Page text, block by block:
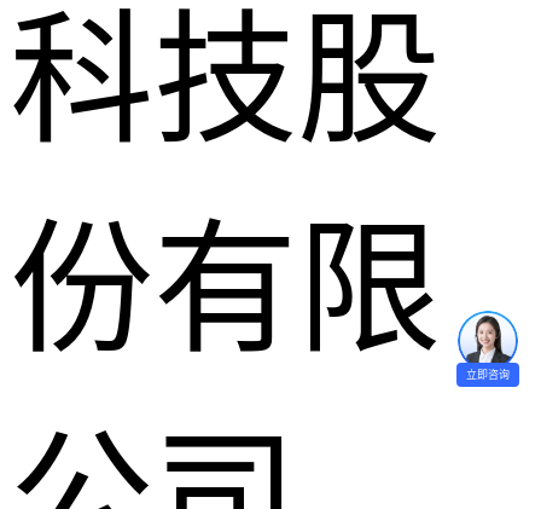
科技股
份有限
立即咨询